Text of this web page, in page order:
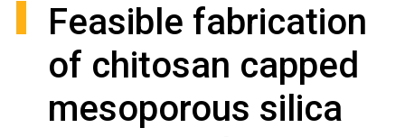
Feasible fabrication
of chitosan capped
mesoporous silica